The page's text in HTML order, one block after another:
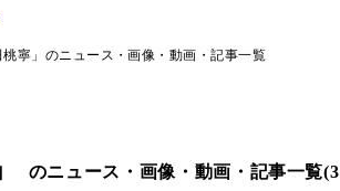
桃寧」のニュース・画像・動画・記事一覧
」
のニュース・画像・動画・記事一覧(3